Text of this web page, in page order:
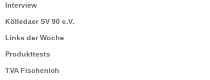
Interview
Kölledaer SV 90 e.V.
Links der Woche
Produkttests
TVA Fischenich